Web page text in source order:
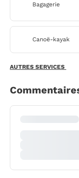
Bagagerie
Canoë-kayak
AUTRES SERVICES